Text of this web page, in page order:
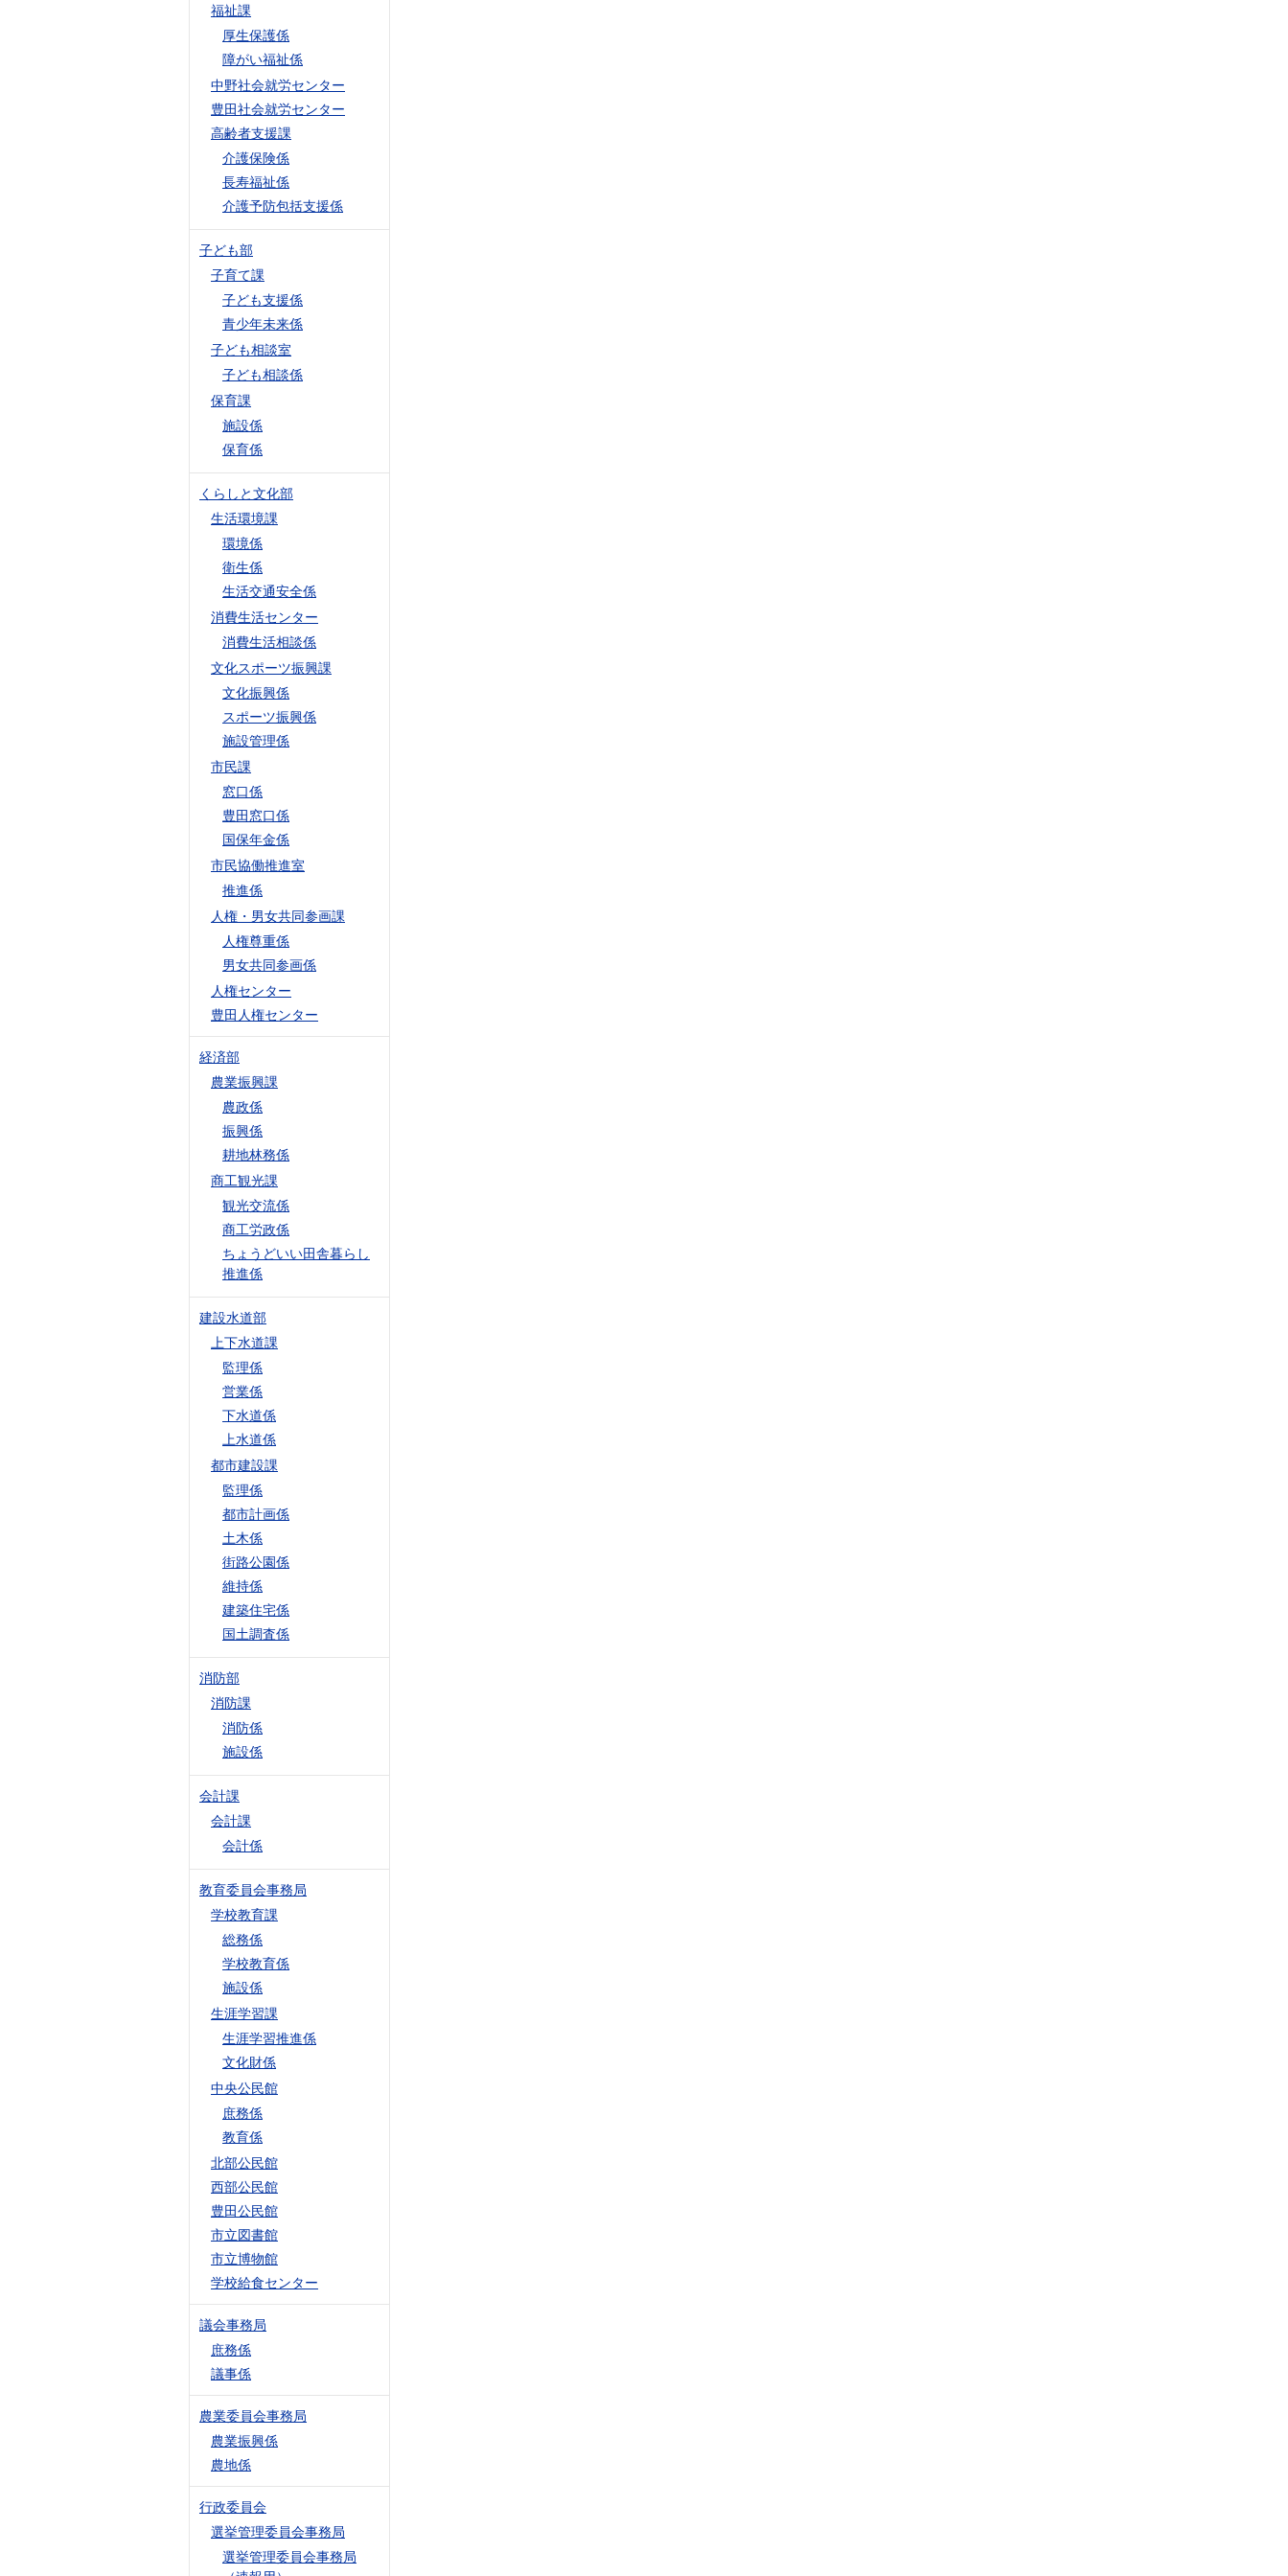
福祉課
厚生保護係
障がい福祉係
中野社会就労センター
豊田社会就労センター
高齢者支援課
介護保険係
長寿福祉係
介護予防包括支援係
子ども部
子育て課
子ども支援係
青少年未来係
子ども相談室
子ども相談係
保育課
施設係
保育係
くらしと文化部
生活環境課
環境係
衛生係
生活交通安全係
消費生活センター
消費生活相談係
文化スポーツ振興課
文化振興係
スポーツ振興係
施設管理係
市民課
窓口係
豊田窓口係
国保年金係
市民協働推進室
推進係
人権・男女共同参画課
人権尊重係
男女共同参画係
人権センター
豊田人権センター
経済部
農業振興課
農政係
振興係
耕地林務係
商工観光課
観光交流係
商工労政係
ちょうどいい田舎暮らし
推進係
建設水道部
上下水道課
監理係
営業係
下水道係
上水道係
都市建設課
監理係
都市計画係
土木係
街路公園係
維持係
建築住宅係
国土調査係
消防部
消防課
消防係
施設係
会計課
会計課
会計係
教育委員会事務局
学校教育課
総務係
学校教育係
施設係
生涯学習課
生涯学習推進係
文化財係
中央公民館
庶務係
教育係
北部公民館
西部公民館
豊田公民館
市立図書館
市立博物館
学校給食センター
議会事務局
庶務係
議事係
農業委員会事務局
農業振興係
農地係
行政委員会
選挙管理委員会事務局
選挙管理委員会事務局